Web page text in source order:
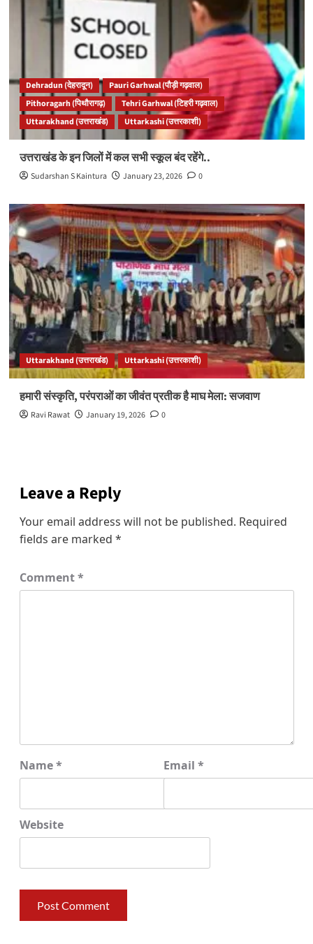
Dehradun (देहरादून)
Pauri Garhwal (पौड़ी गढ़वाल)
Pithoragarh (पिथौरागढ़)
Tehri Garhwal (टिहरी गढ़वाल)
Uttarakhand (उत्तराखंड)
Uttarkashi (उत्तरकाशी)
उत्तराखंड के इन जिलों में कल सभी स्कूल बंद रहेंगे..
Sudarshan S Kaintura January 23, 2026 0
Uttarakhand (उत्तराखंड) Uttarkashi (उत्तरकाशी)
हमारी संस्कृति, परंपराओं का जीवंत प्रतीक है माघ मेला: सजवाण
Ravi Rawat January 19, 2026 0
Leave a Reply
Your email address will not be published. Required
fields are marked *
Comment*
Name* Email *
Website